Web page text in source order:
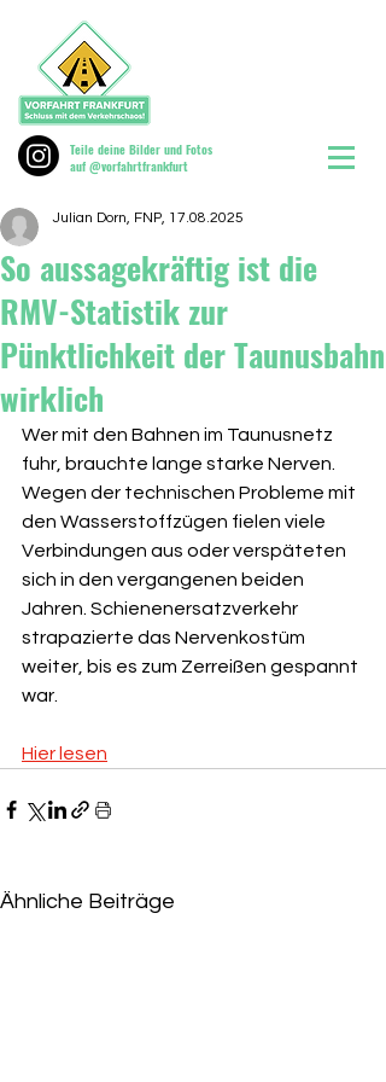
Teile deine Bilder und Fotos
auf @vorfahrtfrankfurt
So aussagekräftig ist die
RMV-Statistik zur
Pünktlichkeit der Taunusbahn
wirklich
Julian Dorn, FNP, 17.08.2025
Wer mit den Bahnen im Taunusnetz
fuhr, brauchte lange starke Nerven.
Wegen der technischen Probleme mit
den Wasserstoffzügen fielen viele
Verbindungen aus oder verspäteten
sich in den vergangenen beiden
Jahren. Schienenersatzverkehr
strapazierte das Nervenkostüm
weiter, bis es zum Zerreißen gespannt
war.
Hier lesen
Ähnliche Beiträge